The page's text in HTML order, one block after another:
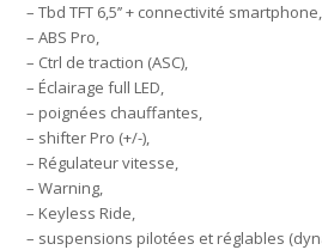
– Tbd TFT 6,5’’ + connectivité smartphone,
– ABS Pro,
– Ctrl de traction (ASC),
– Éclairage full LED,
– poignées chauffantes,
– shifter Pro (+/-),
– Régulateur vitesse,
– Warning,
– Keyless Ride,
– suspensions pilotées et réglables